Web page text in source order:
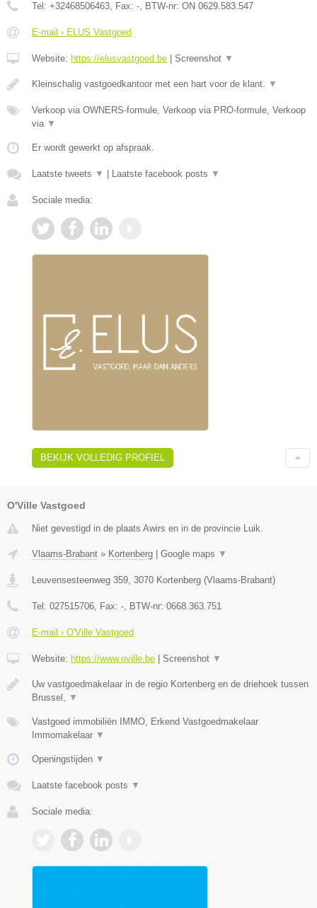
Tel: +32468506463, Fax: -, BTW-nr: ON 0629.583.547
E-mail › ELUS Vastgoed
Website: https://elusvastgoed.be Screenshot ▼
Kleinschalig vastgoedkantoor met een hart voor de klant. ▼
Verkoop via OWNERS-formule, Verkoop via PRO-formule, Verkoop
via ▼
Er wordt gewerkt op afspraak.
Laatste tweets ▼ Laatste facebook posts ▼
Sociale media:
BEKIJK VOLLEDIG PROFIEL
O'Ville Vastgoed
Niet gevestigd in de plaats Awirs en in de provincie Luik.
Vlaams-Brabant » Kortenberg Google maps ▼
Leuvensesteenweg 359, 3070 Kortenberg (Vlaams-Brabant)
Tel: 027515706, Fax: -, BTW-nr: 0668.363.751
E-mail › O'Ville Vastgoed
Website: https://www.oville.be Screenshot ▼
Uw vastgoedmakelaar in de regio Kortenberg en de driehoek tussen
Brussel, ▼
Vastgoed immobiliën IMMO, Erkend Vastgoedmakelaar
Immomakelaar ▼
Openingstijden ▼
Laatste facebook posts ▼
Sociale media: